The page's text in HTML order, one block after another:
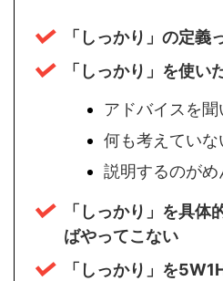
「しっかり」の定義
「しっかり」を使い
アドバイスを
何も考えていな
説明するのがめ
「しっかり」を具体
ばやってこない
「しっかり」を